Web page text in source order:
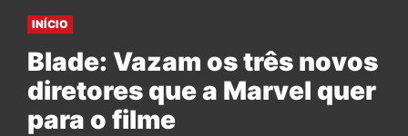
INÍCIO
Blade: Vazam os três novos
diretores que a Marvel quer
para o filme